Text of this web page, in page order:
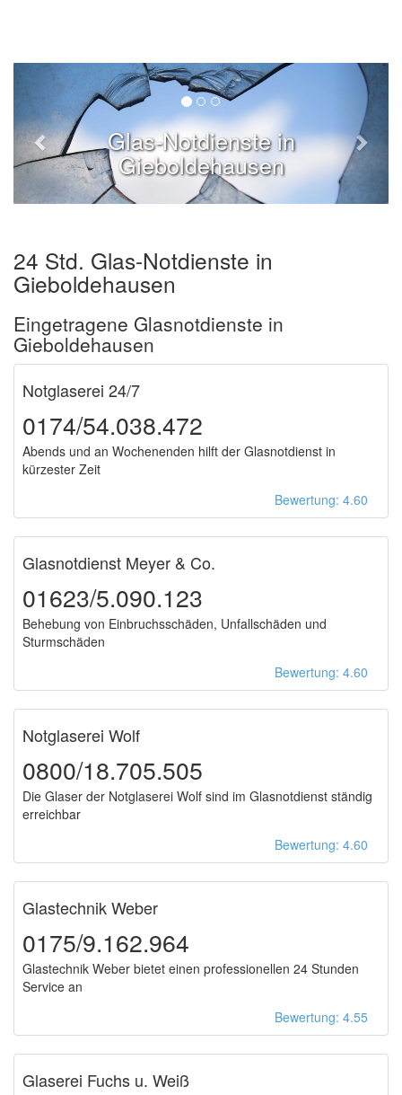
Glas-Notdienste in
Gieboldehausen
24 Std. Glas-Notdienste in
Gieboldehausen
Eingetragene Glasnotdienste in
Gieboldehausen
Notglaserei 24/7
0174/54.038.472
Abends und an Wochenenden hilft der Glasnotdienst in
kürzester Zeit
Bewertung: 4.60
Glasnotdienst Meyer & Co.
01623/5.090.123
Behebung von Einbruchsschäden, Unfallschäden und
Sturmschäden
Bewertung: 4.60
Notglaserei Wolf
0800/18.705.505
Die Glaser der Notglaserei Wolf sind im Glasnotdienst ständig
erreichbar
Bewertung: 4.60
Glastechnik Weber
0175/9.162.964
Glastechnik Weber bietet einen professionellen 24 Stunden
Service an
Bewertung: 4.55
Glaserei Fuchs u. Weiß